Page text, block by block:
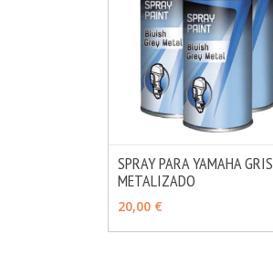
VER OPCIONES
SPRAY PARA YAMAHA GRIS
METALIZADO
20,00 €